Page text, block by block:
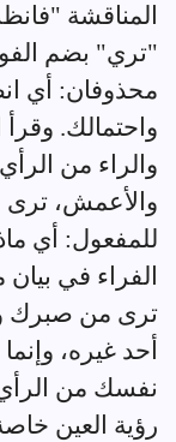
المناقشة
"تري" بضم
محذوفان: أي
واحتمالك. وقرأ
والراء من
والأعمش، ترى
للمفعول: أي
الفراء في بيان
ترى من صبرك
أحد غيره،
نفسك من
رؤية العين